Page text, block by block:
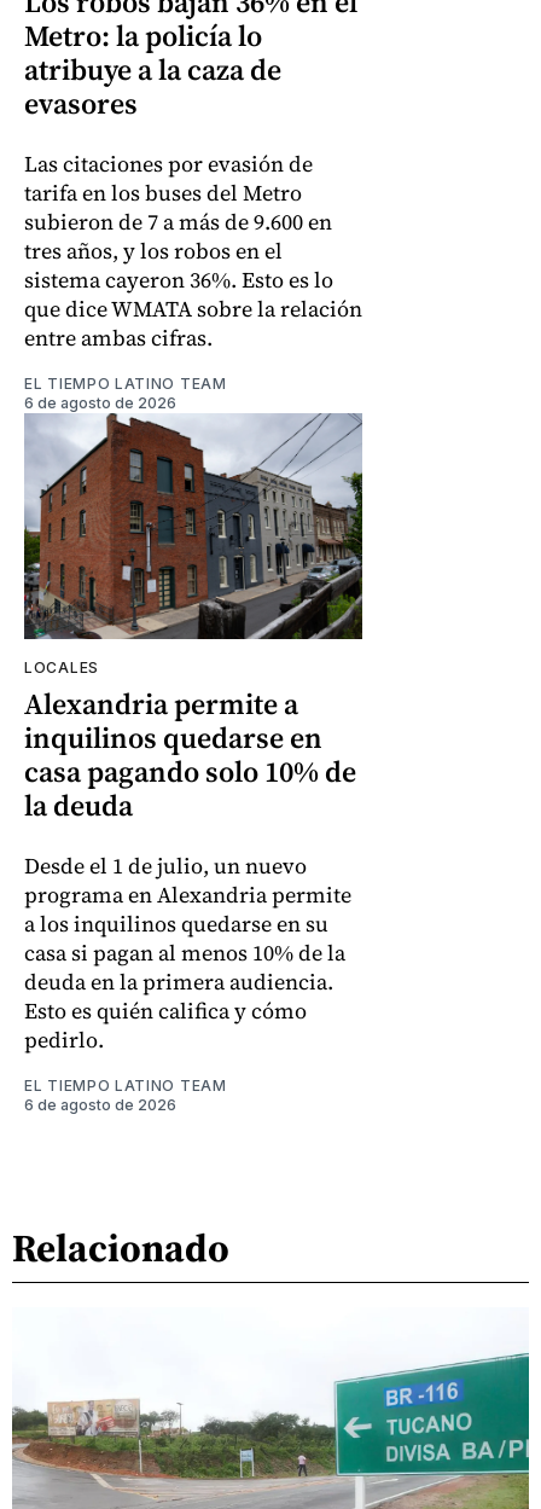
Metro: la policía lo
atribuye a la caza de
evasores
Las citaciones por evasión de
tarifa en los buses del Metro
subieron de 7 a más de 9.600 en
tres años, y los robos en el
sistema cayeron 36%. Esto es lo
que dice WMATA sobre la relación
entre ambas cifras.
EL TIEMPO LATINO TEAM
6 de agosto de 2026
LOCALES
Alexandria permite a
inquilinos quedarse en
casa pagando solo 10% de
la deuda
Desde el 1 de julio, un nuevo
programa en Alexandria permite
a los inquilinos quedarse en su
casa si pagan al menos 10% de la
deuda en la primera audiencia.
Esto es quién califica y cómo
pedirlo.
EL TIEMPO LATINO TEAM
6 de agosto de 2026
Relacionado